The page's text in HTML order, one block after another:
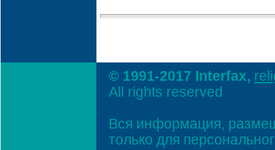
© 1991-2017 Interfax,
All rights reserved
Вся информация,
только для